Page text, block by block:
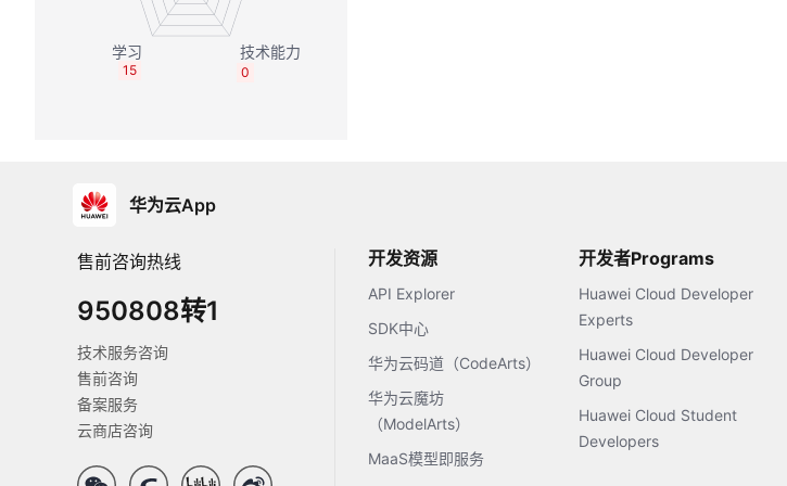
0
15
华为云App
售前咨询热线
950808转1
技术服务咨询
售前咨询
备案服务
云商店咨询
开发资源
API Explorer
SDK中心
华为云码道（CodeArts）
华为云魔坊
（ModelArts）
MaaS模型即服务
开发者Programs
Huawei Cloud Developer
Experts
Huawei Cloud Developer
Group
Huawei Cloud Student
Developers